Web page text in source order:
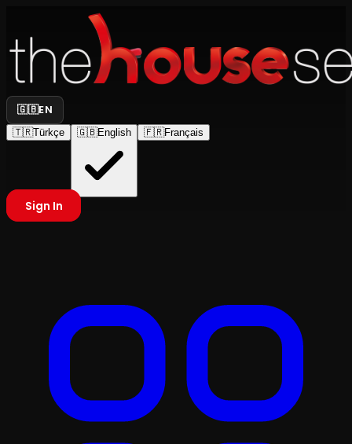
🇬🇧EN
🇹🇷Türkçe 🇬🇧English 🇫🇷Français
Sign In